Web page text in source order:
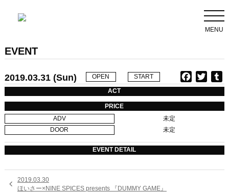
MENU
EVENT
2019.03.31 (Sun) OPEN START
a
e
o
k
w
t
r
u
b
ACT
PRICE
ADV
未定
DOOR
未定
EVENT DETAIL

2019.03.30
ほいさー×NINE SPICES presents 『DUMMY GAME』